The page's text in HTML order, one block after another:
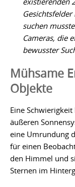
suchen
Cameras, die
bewusster
Mühsame
Objekte
Eine
äußeren
eine Umrundung
für einen
den Himmel und
Sternen im